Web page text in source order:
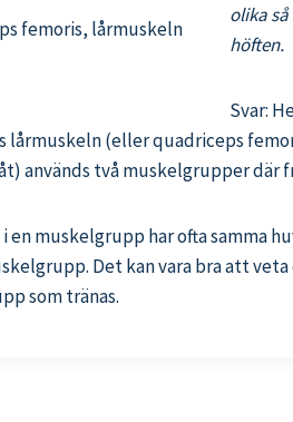
femoris, lårmuskeln
olika
höften.
Svar:
lårmuskeln (eller quadriceps
används två muskelgrupper där
en muskelgrupp har ofta samma
Det kan vara bra att
som tränas.